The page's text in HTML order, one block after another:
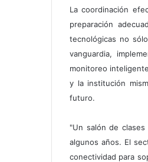
La coordinación
preparación
tecnológicas no
vanguardia,
monitoreo
y la institución
futuro.
"Un salón de
algunos años. El
conectividad para